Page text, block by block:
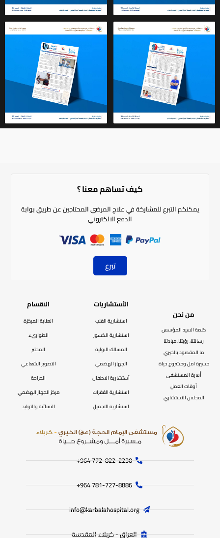
772-822-2230‏ 964+
781-727-8886 964+
info@karbalahospital.org
العراق - كربلاء المقدسة
الاقسام
العناية المركزة
الطوارىء
المختبر
التصوير الشعاعي
الجراحة
مركز الجهاز الهضمي
النسائية والتوليد
الأستشاريات
استشارية القلب
استشارية الكسور
المسالك البولية
الجهاز الهضمي
أستشارية الاطفال
استشارية الفقرات
استشارية التجميل
من نحن
كلمة السيد المؤسس
رسالتنا، رؤيتنا، مبادئنا
ما المقصود بالخيري
مسيرة امل ومشروع حياة
أُسرة المستشفى
أوقات العمل
المجلس الاستشاري
كيف تساهم معنا ؟​
يمكنكم التبرع للمشاركة في علاج المرضى المحتاجين عن طريق بوابة
الدفع الالكتروني
تبرع